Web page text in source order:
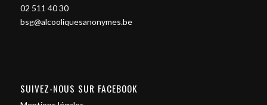
02 511 40 30
bsg@alcooliquesanonymes.be
SUIVEZ-NOUS SUR FACEBOOK